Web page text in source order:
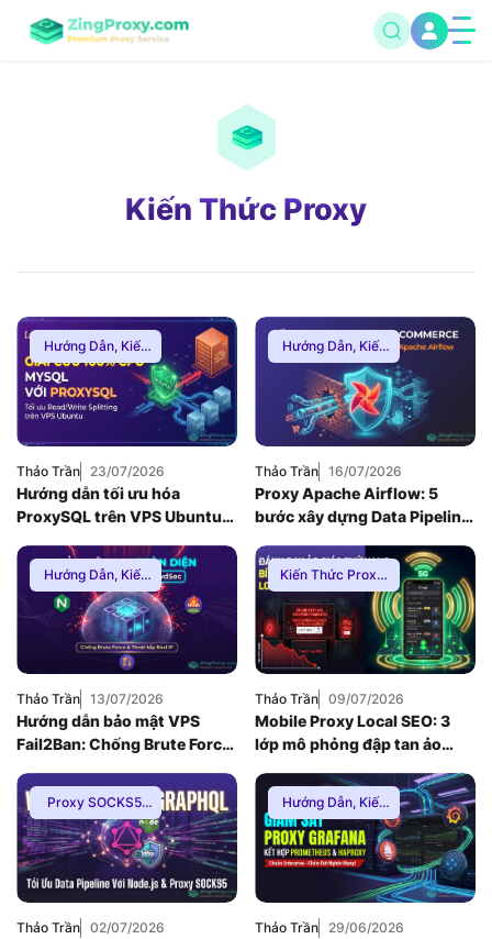
Kiến Thức Proxy
Hướng Dẫn, Kiến
Thức Proxy
Thảo Trần 23/07/2026
Hướng dẫn tối ưu hóa
ProxySQL trên VPS Ubuntu
Database MySQL (2026)
Hướng Dẫn, Kiến
Thức Proxy,Proxy
Dân Cư
Thảo Trần 16/07/2026
Proxy Apache Airflow: 5
bước xây dựng Data Pipeline
limit
Hướng Dẫn, Kiến
Thức Proxy,Mạng
Internnet
Thảo Trần 13/07/2026
Hướng dẫn bảo mật VPS
Fail2Ban: Chống Brute Force
Reverse Proxy
Kiến Thức Proxy,
Hướng Dẫn,Thuê
Proxy Việt Nam
Thảo Trần 09/07/2026
Mobile Proxy Local SEO: 3
lớp mô phỏng đập tan ảo
Proxy SOCKS5,
Hướng Dẫn,Kiến
Thức Proxy
Thảo Trần 02/07/2026
Hướng Dẫn, Kiến
Thức Proxy,Mạng
Internnet
Thảo Trần 29/06/2026